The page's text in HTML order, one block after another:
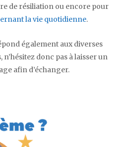
de résiliation ou encore pour
la vie quotidienne.
également aux diverses
donc pas à laisser un
afin d’échanger.